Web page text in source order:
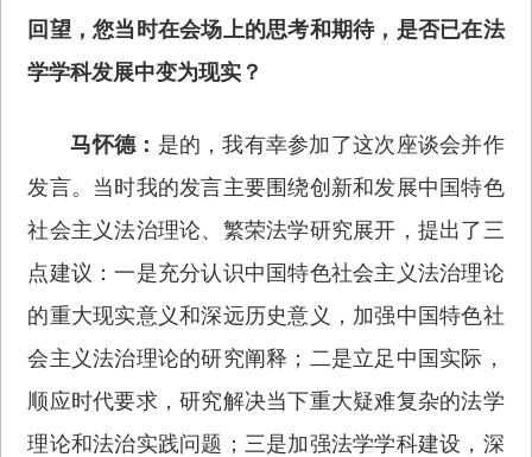
回望，您当时在会场上的思考和期待，是否已在法
学学科发展中变为现实？
马怀德： 是的，我有幸参加了这次座谈会并作
发言。当时我的发言主要围绕创新和发展中国特色
社会主义法治理论、繁荣法学研究展开，提出了三
点建议：一是充分认识中国特色社会主义法治理论
的重大现实意义和深远历史意义，加强中国特色社
会主义法治理论的研究阐释；二是立足中国实际，
顺应时代要求，研究解决当下重大疑难复杂的法学
理论和法治实践问题；三是加强法学学科建设，深